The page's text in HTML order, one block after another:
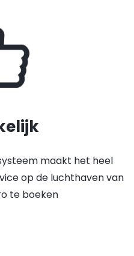
maakt het heel
op de luchthaven van
te boeken